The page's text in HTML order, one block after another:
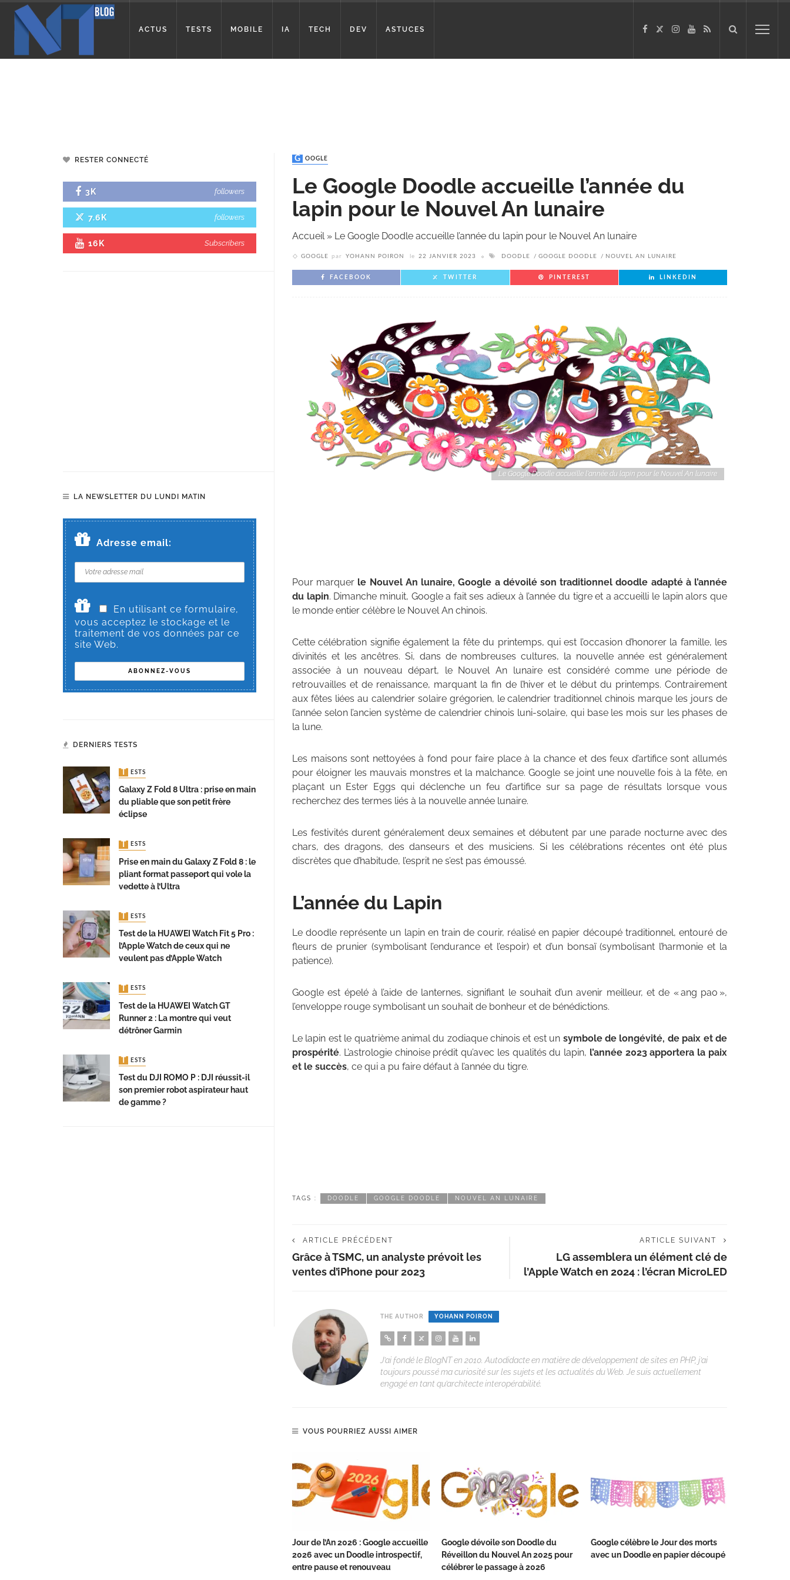
ACTUS TESTS MOBILE IA TECH DEV ASTUCES
GOOGLE
Le Google Doodle accueille l’année du
lapin pour le Nouvel An lunaire
Accueil» Le Google Doodle accueille l’année du lapin pour le Nouvel An lunaire
GOOGLE par YOHANN POIRON le 22 JANVIER 2023 DOODLE GOOGLE DOODLE NOUVEL AN LUNAIRE
FACEBOOK TWITTER PINTEREST LINKEDIN
Le Google Doodle accueille l'année du lapin pour le Nouvel An lunaire
Pour marquer le Nouvel An lunaire, Google a dévoilé son traditionnel doodle adapté à l’année
du lapin. Dimanche minuit, Google a fait ses adieux à l’année du tigre et a accueilli le lapin alors que
le monde entier célèbre le Nouvel An chinois.
Cette célébration signifie également la fête du printemps, qui est l’occasion d’honorer la famille, les
divinités et les ancêtres. Si, dans de nombreuses cultures, la nouvelle année est généralement
associée à un nouveau départ, le Nouvel An lunaire est considéré comme une période de
retrouvailles et de renaissance, marquant la fin de l’hiver et le début du printemps. Contrairement
aux fêtes liées au calendrier solaire grégorien, le calendrier traditionnel chinois marque les jours de
l’année selon l’ancien système de calendrier chinois luni-solaire, qui base les mois sur les phases de
la lune.
Les maisons sont nettoyées à fond pour faire place à la chance et des feux d’artifice sont allumés
pour éloigner les mauvais monstres et la malchance. Google se joint une nouvelle fois à la fête, en
plaçant un Ester Eggs qui déclenche un feu d’artifice sur sa page de résultats lorsque vous
recherchez des termes liés à la nouvelle année lunaire.
Les festivités durent généralement deux semaines et débutent par une parade nocturne avec des
chars, des dragons, des danseurs et des musiciens. Si les célébrations récentes ont été plus
discrètes que d’habitude, l’esprit ne s’est pas émoussé.
L’année du Lapin
Le doodle représente un lapin en train de courir, réalisé en papier découpé traditionnel, entouré de
fleurs de prunier (symbolisant l’endurance et l’espoir) et d’un bonsaï (symbolisant l’harmonie et la
patience).
Google est épelé à l’aide de lanternes, signifiant le souhait d’un avenir meilleur, et de « ang pao »,
l’enveloppe rouge symbolisant un souhait de bonheur et de bénédictions.
Le lapin est le quatrième animal du zodiaque chinois et est un symbole de longévité, de paix et de
prospérité. L’astrologie chinoise prédit qu’avec les qualités du lapin, l’année 2023 apportera la paix
et le succès, ce qui a pu faire défaut à l’année du tigre.
TAGS : DOODLE GOOGLE DOODLE NOUVEL AN LUNAIRE
ARTICLE PRÉCÉDENT
Grâce à TSMC, un analyste prévoit les
ventes d’iPhone pour 2023
ARTICLE SUIVANT
LG assemblera un élément clé de
l’Apple Watch en 2024 : l’écran MicroLED
THE AUTHOR YOHANN POIRON
J’ai fondé le BlogNT en 2010. Autodidacte en matière de développement de sites en PHP, j’ai
toujours poussé ma curiosité sur les sujets et les actualités du Web. Je suis actuellement
engagé en tant qu’architecte interopérabilité.
VOUS POURRIEZ AUSSI AIMER
Jour de l’An 2026 : Google accueille
2026 avec un Doodle introspectif,
entre pause et renouveau
Google dévoile son Doodle du
Réveillon du Nouvel An 2025 pour
célébrer le passage à 2026
Google célèbre le Jour des morts
avec un Doodle en papier découpé
RESTER CONNECTÉ
3K followers
7.6K followers
16K Subscribers
LA NEWSLETTER DU LUNDI MATIN
Adresse email:
En utilisant ce formulaire,
vous acceptez le stockage et le
traitement de vos données par ce
site Web.
DERNIERS TESTS
TESTS
Galaxy Z Fold 8 Ultra : prise en main
du pliable que son petit frère
éclipse
TESTS
Prise en main du Galaxy Z Fold 8 : le
pliant format passeport qui vole la
vedette à l’Ultra
TESTS
Test de la HUAWEI Watch Fit 5 Pro :
l’Apple Watch de ceux qui ne
veulent pas d’Apple Watch
TESTS
Test de la HUAWEI Watch GT
Runner 2 : La montre qui veut
détrôner Garmin
TESTS
Test du DJI ROMO P : DJI réussit-il
son premier robot aspirateur haut
de gamme ?